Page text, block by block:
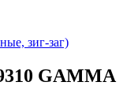
зиг-заг)
GAMMA